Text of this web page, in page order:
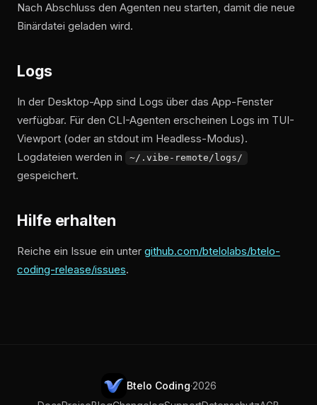
Nach Abschluss den Agenten neu starten, damit die neue
Binärdatei geladen wird.
Logs
In der Desktop-App sind Logs über das App-Fenster
verfügbar. Für den CLI-Agenten erscheinen Logs im TUI-
Viewport (oder an stdout im Headless-Modus).
Logdateien werden in
~/.vibe-remote/logs/
gespeichert.
Hilfe erhalten
Reiche ein Issue ein unter github.com/btelolabs/btelo-
coding-release/issues.
Btelo Coding·2026